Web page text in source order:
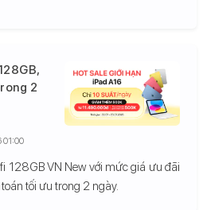
2
128GB VN New với mức giá ưu đãi
tối ưu trong 2 ngày.